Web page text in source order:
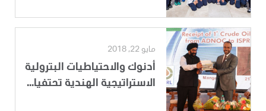
مايو 22, 2018
أدنوك والاحتياطيات البترولية
الاستراتيجية الهندية تحتفيا...